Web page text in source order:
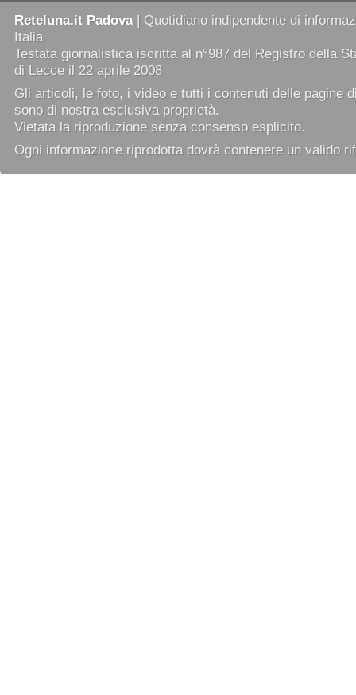
Reteluna.it Padova| Quotidiano indipendente di
Italia
Testata giornalistica iscritta al n°987 del Registro della
di Lecce il 22 aprile 2008
Gli articoli, le foto, i video e tutti i contenuti delle pagine
sono di nostra esclusiva proprietà.
Vietata la riproduzione senza consenso esplicito.
Ogni informazione riprodotta dovrà contenere un valido